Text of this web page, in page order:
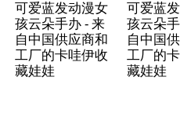
可爱蓝发动漫女
孩云朵手办 - 来
自中国供应商和
工厂的卡哇伊收
藏娃娃
可爱蓝
孩云朵
自中国
工厂的
藏娃娃